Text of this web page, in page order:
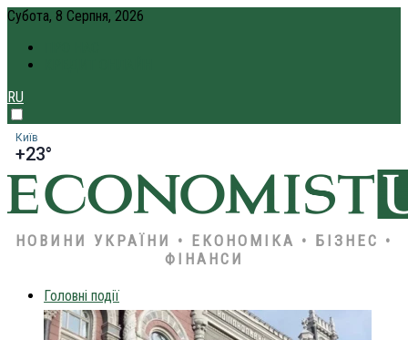
Субота, 8 Серпня, 2026
RU
Київ
+23°
НОВИНИ УКРАЇНИ • ЕКОНОМІКА • БІЗНЕС •
ФІНАНСИ
Головні події